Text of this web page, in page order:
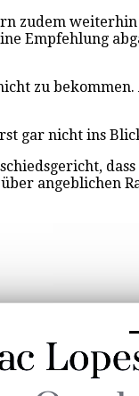
zudem
Empfehlung
zu bekommen.
gar nicht ins
angeblichen